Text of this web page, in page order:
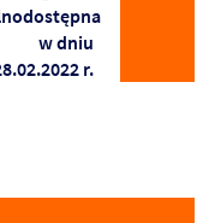
w dniu
r.